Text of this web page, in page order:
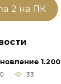
2 на ПК
1.200
0 33